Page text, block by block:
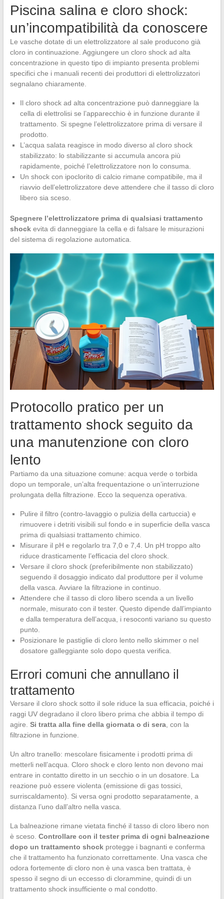
Piscina salina e cloro shock:
un’incompatibilità da conoscere
Le vasche dotate di un elettrolizzatore al sale producono già
cloro in continuazione. Aggiungere un cloro shock ad alta
concentrazione in questo tipo di impianto presenta problemi
specifici che i manuali recenti dei produttori di elettrolizzatori
segnalano chiaramente.
Il cloro shock ad alta concentrazione può danneggiare la
cella di elettrolisi se l’apparecchio è in funzione durante il
trattamento. Si spegne l’elettrolizzatore prima di versare il
prodotto.
L’acqua salata reagisce in modo diverso al cloro shock
stabilizzato: lo stabilizzante si accumula ancora più
rapidamente, poiché l’elettrolizzatore non lo consuma.
Un shock con ipoclorito di calcio rimane compatibile, ma il
riavvio dell’elettrolizzatore deve attendere che il tasso di cloro
libero sia sceso.
Spegnere l’elettrolizzatore prima di qualsiasi trattamento
shockevita di danneggiare la cella e di falsare le misurazioni
del sistema di regolazione automatica.
Protocollo pratico per un
trattamento shock seguito da
una manutenzione con cloro
lento
Partiamo da una situazione comune: acqua verde o torbida
dopo un temporale, un’alta frequentazione o un’interruzione
prolungata della filtrazione. Ecco la sequenza operativa.
Pulire il filtro (contro-lavaggio o pulizia della cartuccia) e
rimuovere i detriti visibili sul fondo e in superficie della vasca
prima di qualsiasi trattamento chimico.
Misurare il pH e regolarlo tra 7,0 e 7,4. Un pH troppo alto
riduce drasticamente l’efficacia del cloro shock.
Versare il cloro shock (preferibilmente non stabilizzato)
seguendo il dosaggio indicato dal produttore per il volume
della vasca. Avviare la filtrazione in continuo.
Attendere che il tasso di cloro libero scenda a un livello
normale, misurato con il tester. Questo dipende dall’impianto
e dalla temperatura dell’acqua, i resoconti variano su questo
punto.
Posizionare le pastiglie di cloro lento nello skimmer o nel
dosatore galleggiante solo dopo questa verifica.
Errori comuni che annullano il
trattamento
Versare il cloro shock sotto il sole riduce la sua efficacia, poiché i
raggi UV degradano il cloro libero prima che abbia il tempo di
agire. Si tratta alla fine della giornata o di sera, con la
filtrazione in funzione.
Un altro tranello: mescolare fisicamente i prodotti prima di
metterli nell’acqua. Cloro shock e cloro lento non devono mai
entrare in contatto diretto in un secchio o in un dosatore. La
reazione può essere violenta (emissione di gas tossici,
surriscaldamento). Si versa ogni prodotto separatamente, a
distanza l’uno dall’altro nella vasca.
La balneazione rimane vietata finché il tasso di cloro libero non
è sceso. Controllare con il tester prima di ogni balneazione
dopo un trattamento shockprotegge i bagnanti e conferma
che il trattamento ha funzionato correttamente. Una vasca che
odora fortemente di cloro non è una vasca ben trattata, è
spesso il segno di un eccesso di clorammine, quindi di un
trattamento shock insufficiente o mal condotto.